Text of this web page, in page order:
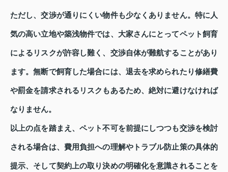
ただし、交渉が通りにくい物件も少なくありません。特に人
気の高い立地や築浅物件では、大家さんにとってペット飼育
によるリスクが許容し難く、交渉自体が難航することがあり
ます。無断で飼育した場合には、退去を求められたり修繕費
や罰金を請求されるリスクもあるため、絶対に避けなければ
なりません。
以上の点を踏まえ、ペット不可を前提にしつつも交渉を検討
される場合は、費用負担への理解やトラブル防止策の具体的
提示、そして契約上の取り決めの明確化を意識されることを